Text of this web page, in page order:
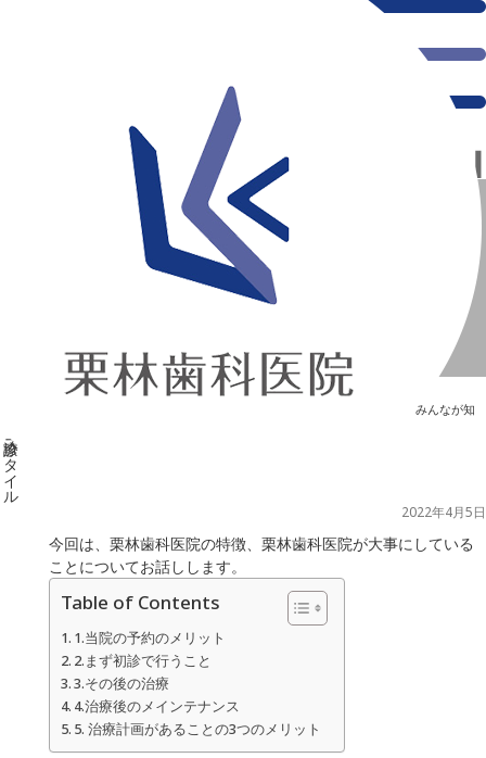
千葉県の新浦安にある歯医者｜栗林歯科医院のこだわりの診療スタイル 栗林歯科医院のこだわりの診療スタイル
みんなが知
2022年4月5日
今回は、栗林歯科医院の特徴、栗林歯科医院が大事にしている
ことについてお話しします。
Table of Contents
1.当院の予約のメリット
2.まず初診で行うこと
3.その後の治療
4.治療後のメインテナンス
5. 治療計画があることの3つのメリット